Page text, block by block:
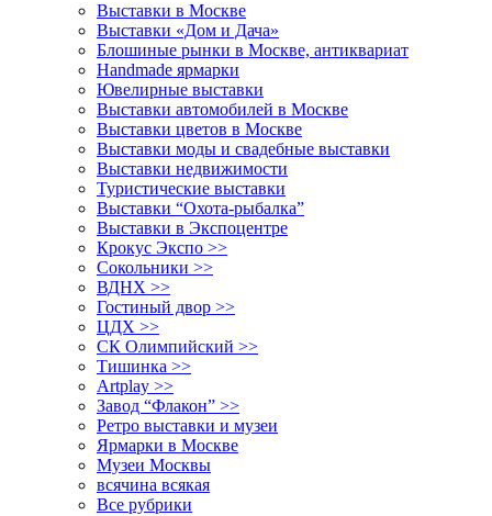
Выставки в Москве
Выставки «Дом и Дача»
Блошиные рынки в Москве, антиквариат
Handmade ярмарки
Ювелирные выставки
Выставки автомобилей в Москве
Выставки цветов в Москве
Выставки моды и свадебные выставки
Выставки недвижимости
Туристические выставки
Выставки “Охота-рыбалка”
Выставки в Экспоцентре
Крокус Экспо >>
Сокольники >>
ВДНХ >>
Гостиный двор >>
ЦДХ >>
СК Олимпийский >>
Тишинка >>
Artplay >>
Завод “Флакон” >>
Ретро выставки и музеи
Ярмарки в Москве
Музеи Москвы
всячина всякая
Все рубрики